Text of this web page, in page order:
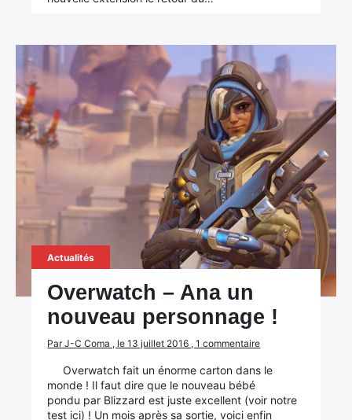
Actualités
Overwatch – Ana un
nouveau personnage !
Par J-C Coma , le 13 juillet 2016 , 1 commentaire
Overwatch fait un énorme carton dans le
monde ! Il faut dire que le nouveau bébé
pondu par Blizzard est juste excellent (voir notre
test ici) ! Un mois après sa sortie, voici enfin